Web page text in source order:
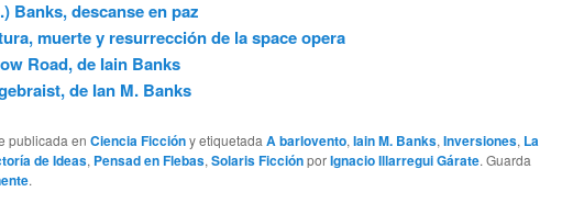
Banks, descanse en paz
muerte y resurrección de la space opera
Road, de Iain Banks
de Ian M. Banks
publicada en Ciencia Ficcióny etiquetada A barlovento, Iain M. Banks, Inversiones, La
de Ideas, Pensad en Flebas, Solaris FicciónporIgnacio Illarregui Gárate. Guarda
.